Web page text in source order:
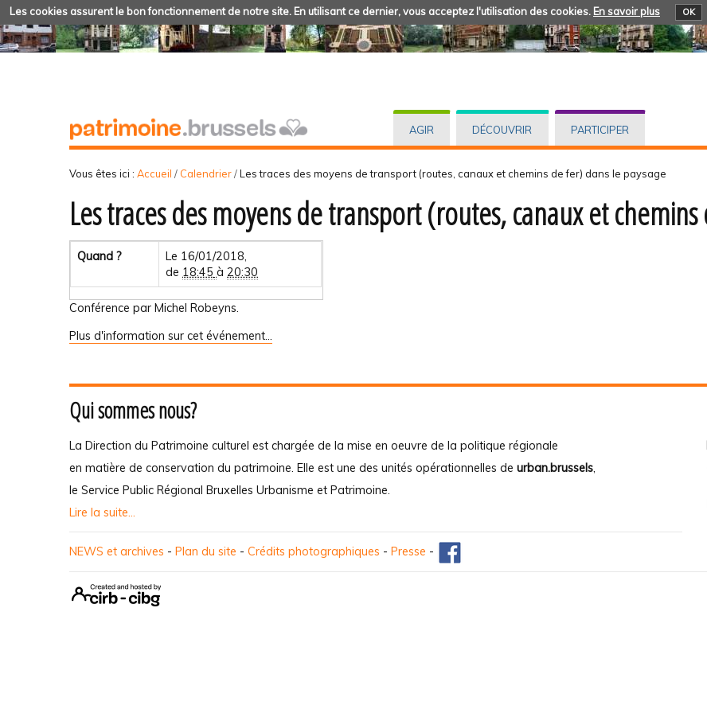
Les cookies assurent le bon fonctionnement de notre site. En utilisant ce dernier, vous acceptez l'utilisation des cookies. En savoir plus OK
AGIR DÉCOUVRIR PARTICIPER
Vous êtes ici : Accueil / Calendrier/Les traces des moyens de transport (routes, canaux et chemins de fer) dans le paysage
Les traces des moyens de transport (routes, canaux et
Quand ?
Le 16/01/2018,
de 18:45 à20:30
Conférence par Michel Robeyns.
Plus d'information sur cet événement…
Qui sommes nous?
La Direction du Patrimoine culturel est chargée de la mise en oeuvre de la politique régionale
en matière de conservation du patrimoine. Elle est une des unités opérationnelles de urban.brussels,
le Service Public Régional Bruxelles Urbanisme et Patrimoine.
Lire la suite...
NEWS et archives - Plan du site - Crédits photographiques - Presse -